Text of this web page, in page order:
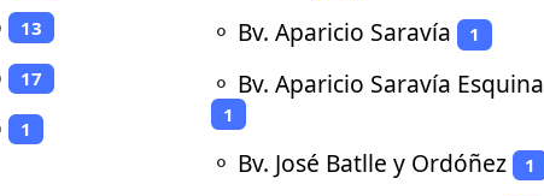
13
17
1
⚬ Bv. Aparicio Saravía 1
⚬ Bv. Aparicio Saravía Esquina
1
⚬ Bv. José Batlle y Ordóñez 1